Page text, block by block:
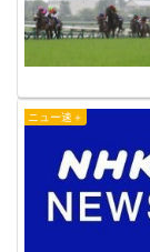
ニュー速＋